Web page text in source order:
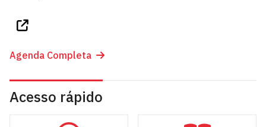
Agenda Completa
Acesso rápido